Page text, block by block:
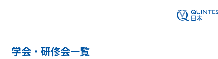
学会・研修会一覧